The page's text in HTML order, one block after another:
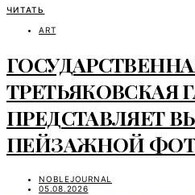
ЧИТАТЬ
ART
ТРЕТЬЯКОВСКАЯ
ПРЕДСТАВЛЯЕТ
ПЕЙЗАЖНОЙ
NOBLEJOURNAL
05.08.2026